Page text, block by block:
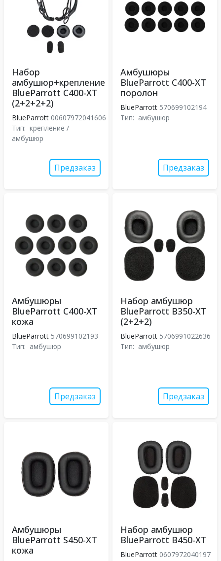
Набор
амбушюр+крепление
BlueParrott C400-XT
(2+2+2+2)
BlueParrott 00607972041606
Тип: крепление /
амбушюр
Предзаказ
Амбушюры
BlueParrott C400-XT
поролон
BlueParrott 570699102194
Тип: амбушюр
Предзаказ
Амбушюры
BlueParrott C400-XT
кожа
BlueParrott 570699102193
Тип: амбушюр
Предзаказ
Набор амбушюр
BlueParrott B350-XT
(2+2+2)
BlueParrott 5706991022636
Тип: амбушюр
Предзаказ
Амбушюры
BlueParrott S450-XT
кожа
Набор амбушюр
BlueParrott B450-XT
BlueParrott 0607972040197